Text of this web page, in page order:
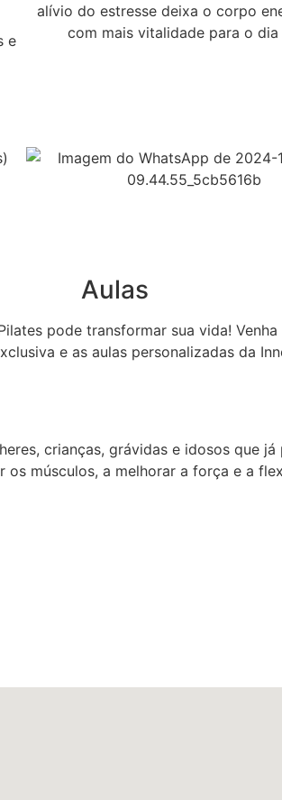
e
alívio do estresse deixa o corpo
com mais vitalidade para o dia
Aulas
pode transformar sua vida! Venha
e as aulas personalizadas da
crianças, grávidas e idosos que já
músculos, a melhorar a força e a